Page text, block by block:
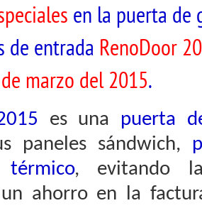
en la puerta de
de entrada RenoDoor
marzo del 2015.
es una puerta
paneles sándwich,
térmico, evitando
ahorro en la